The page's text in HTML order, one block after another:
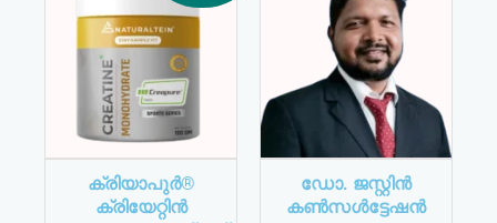
ക്രിയാപുർ®
ക്രിയേറ്റിൻ
ഡോ. ജസ്റ്റിൻ
കൺസൾട്ടേഷൻ